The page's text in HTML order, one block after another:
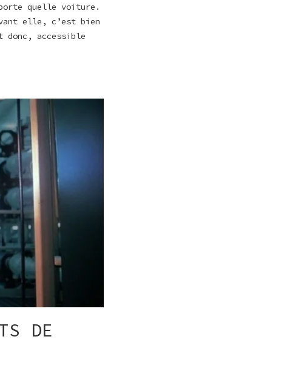
quelle voiture.
elle, c’est bien
donc, accessible
DE